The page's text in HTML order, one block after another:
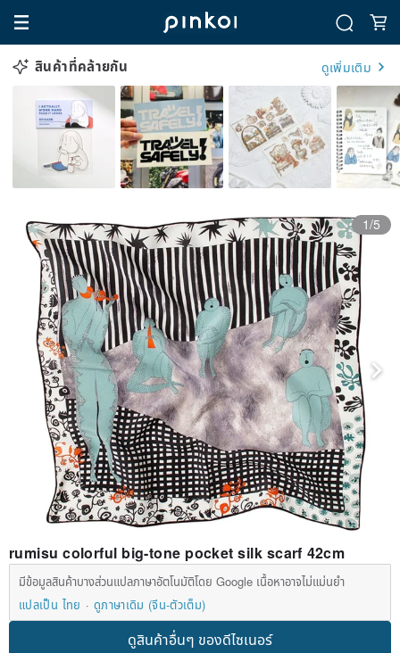
สินค้าที่คล้ายกัน ดูเพิ่มเติม
1/5
rumisu colorful big-tone pocket silk scarf 42cm
มีข้อมูลสินค้าบางส่วนแปลภาษาอัตโนมัติโดย Google เนื้อหาอาจไม่แม่นยำ
แปลเป็น ไทย
ดูภาษาเดิม (จีน-ตัวเต็ม)
ดูสินค้าอื่นๆ ของดีไซเนอร์